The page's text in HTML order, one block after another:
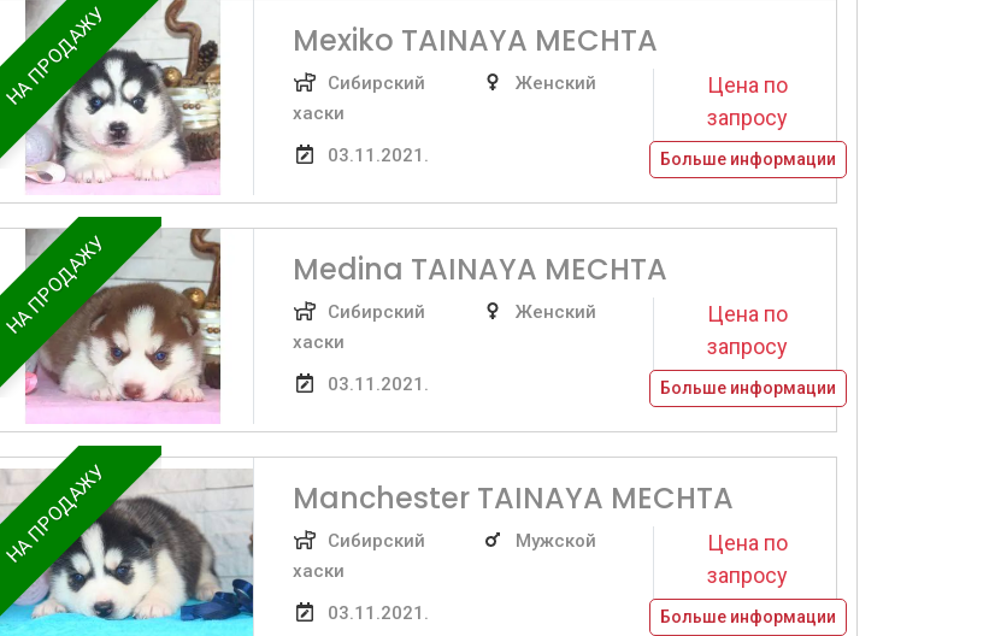
НА ПРОДАЖУ Mexiko TAINAYA MECHTA
Сибирский
хаски
03.11.2021.
Женский
Цена по
запросу
Больше информации
НА ПРОДАЖУ Medina TAINAYA MECHTA
Сибирский
хаски
03.11.2021.
Женский
Цена по
запросу
Больше информации
НА ПРОДАЖУ Manchester TAINAYA MECHTA
Сибирский
хаски
03.11.2021.
Мужской
Цена по
запросу
Больше информации